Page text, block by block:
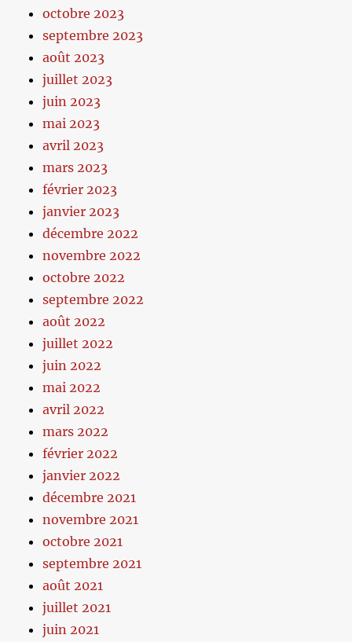
octobre 2023
septembre 2023
août 2023
juillet 2023
juin 2023
mai 2023
avril 2023
mars 2023
février 2023
janvier 2023
décembre 2022
novembre 2022
octobre 2022
septembre 2022
août 2022
juillet 2022
juin 2022
mai 2022
avril 2022
mars 2022
février 2022
janvier 2022
décembre 2021
novembre 2021
octobre 2021
septembre 2021
août 2021
juillet 2021
juin 2021